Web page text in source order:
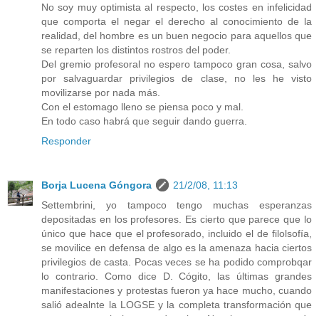
No soy muy optimista al respecto, los costes en infelicidad
que comporta el negar el derecho al conocimiento de la
realidad, del hombre es un buen negocio para aquellos que
se reparten los distintos rostros del poder.
Del gremio profesoral no espero tampoco gran cosa, salvo
por salvaguardar privilegios de clase, no les he visto
movilizarse por nada más.
Con el estomago lleno se piensa poco y mal.
En todo caso habrá que seguir dando guerra.
Responder
Borja Lucena Góngora
21/2/08, 11:13
Settembrini, yo tampoco tengo muchas esperanzas
depositadas en los profesores. Es cierto que parece que lo
único que hace que el profesorado, incluido el de filolsofía,
se movilice en defensa de algo es la amenaza hacia ciertos
privilegios de casta. Pocas veces se ha podido comprobqar
lo contrario. Como dice D. Cógito, las últimas grandes
manifestaciones y protestas fueron ya hace mucho, cuando
salió adealnte la LOGSE y la completa transformación que